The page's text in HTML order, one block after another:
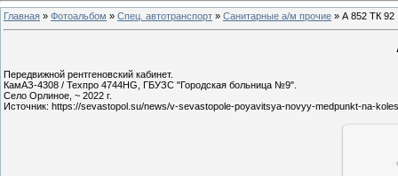
Главная » Фотоальбом » Спец. автотранспорт » Санитарные а/м прочие » А 852 ТК 92
Передвижной рентгеновский кабинет.
КамАЗ-4308 / Техпро 4744HG, ГБУЗС "Городская больница №9".
Село Орлиное, ~ 2022 г.
Источник: https://sevastopol.su/news/v-sevastopole-poyavitsya-novyy-medpunkt-na-